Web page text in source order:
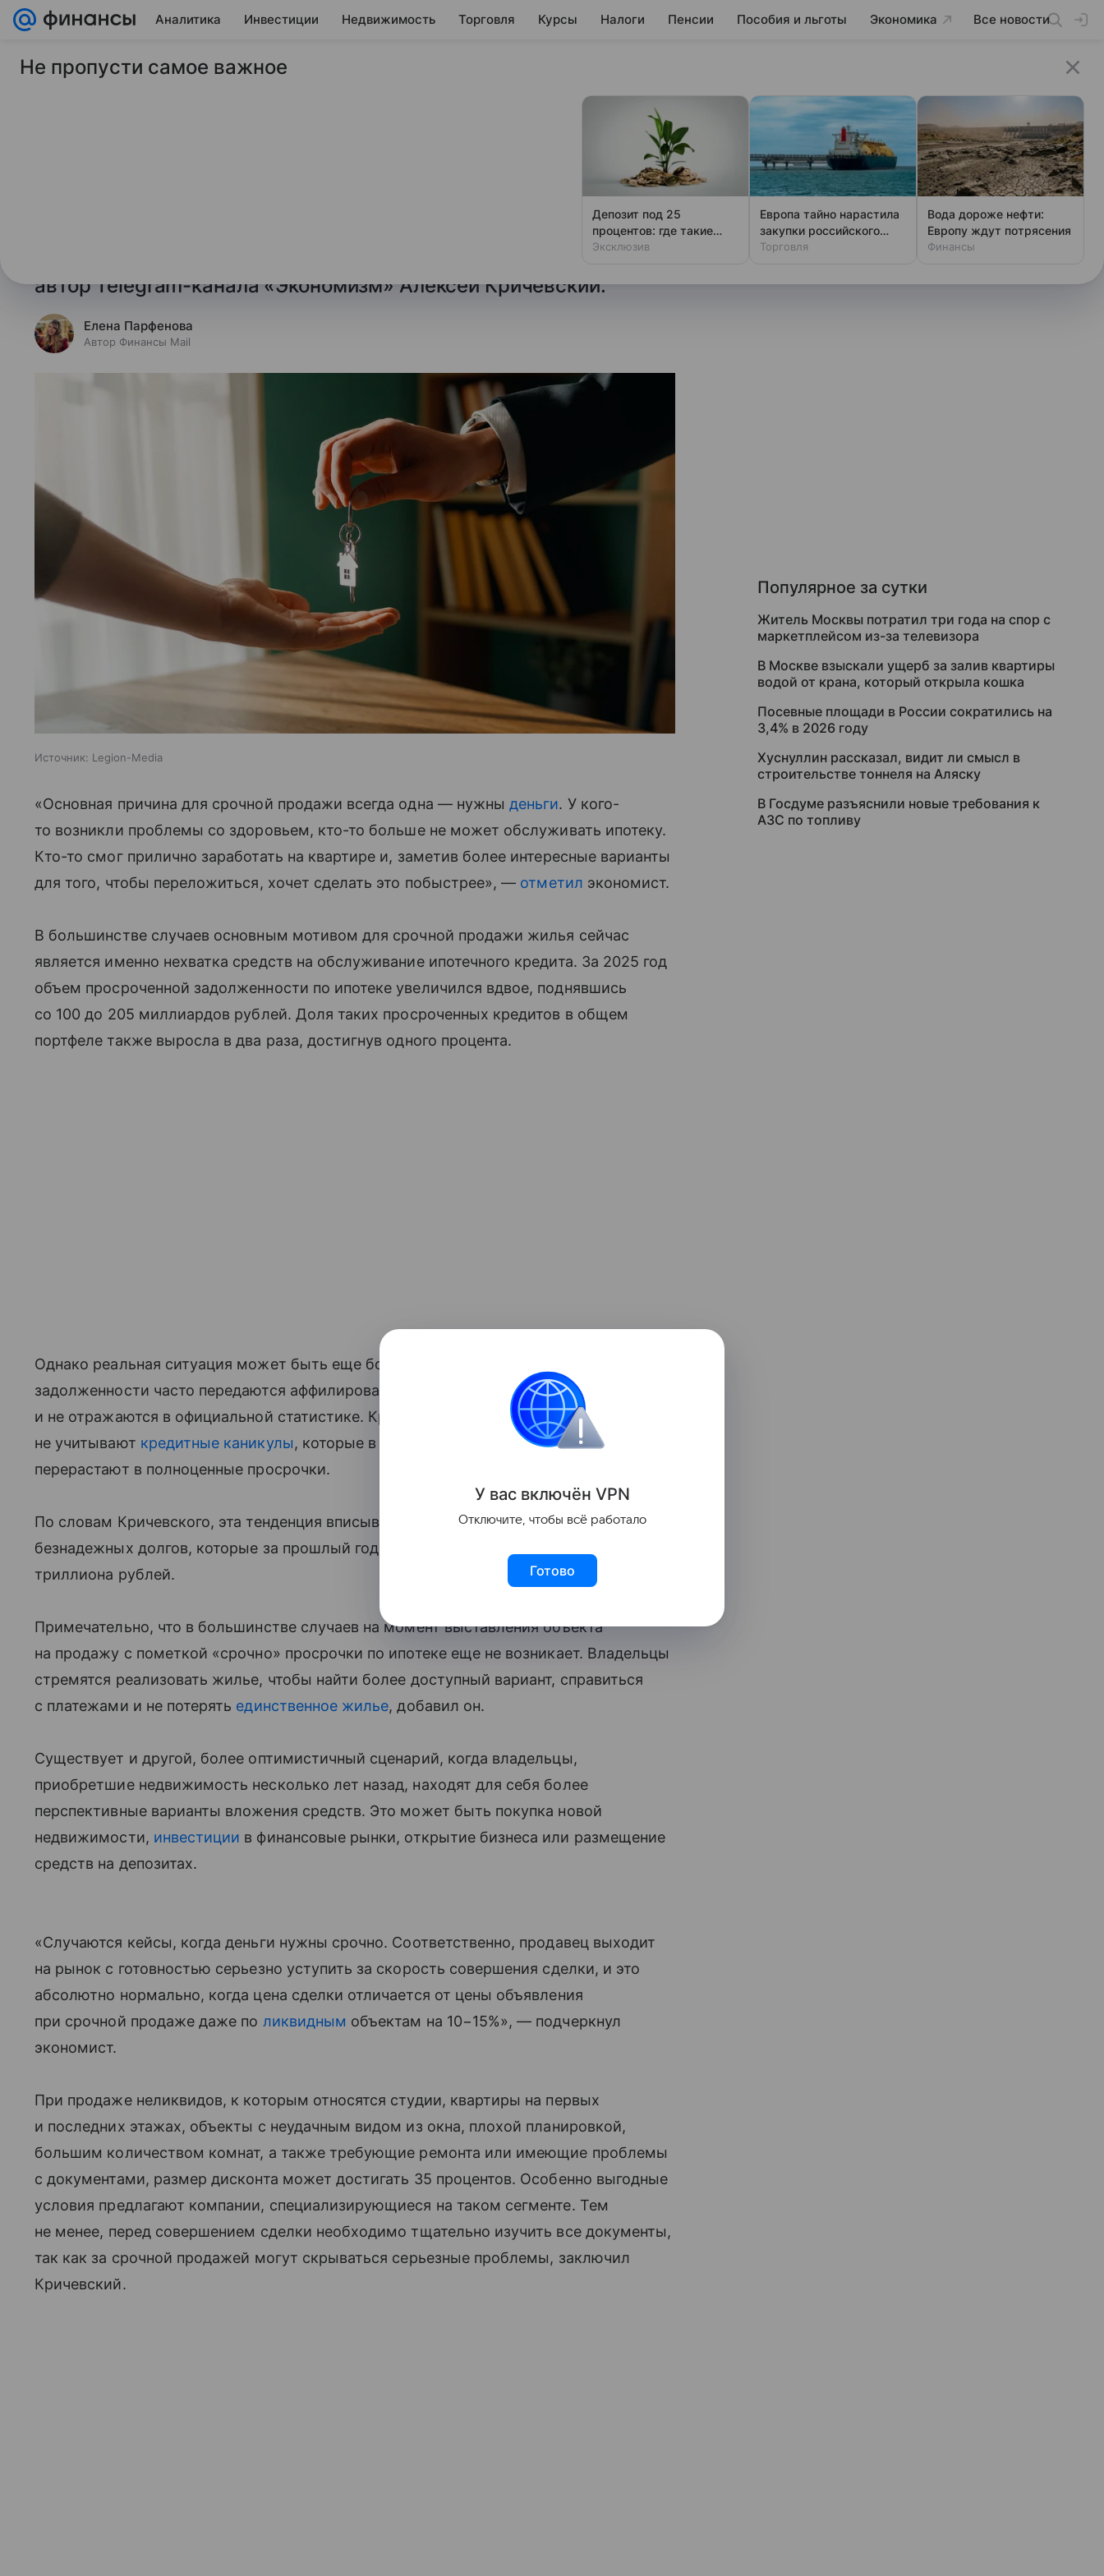
Аналитика Инвестиции Недвижимость Торговля Курсы Налоги Пенсии Пособия и льготы Экономика Все новости
17 марта 2026 Финансы Mail
Эксперт объяснил, почему россияне
Каждая четвертая квартира в России продается с пометкой
«срочно». С чем это связано и выгодно ли покупать такое жилье,
рассказал агентству «Прайм» рассказал финансовый эксперт,
автор Telegram-канала «Экономизм» Алексей Кричевский.
Елена Парфенова
Автор Финансы Mail
Источник: Legion-Media
«Основная причина для срочной продажи всегда одна — нужныденьги. У кого-
то возникли проблемы со здоровьем, кто-то больше не может обслуживать ипотеку.
Кто-то смог прилично заработать на квартире и, заметив более интересные варианты
для того, чтобы переложиться, хочет сделать это побыстрее», — отметил экономист.
В большинстве случаев основным мотивом для срочной продажи жилья сейчас
является именно нехватка средств на обслуживание ипотечного кредита. За 2025 год
объем просроченной задолженности по ипотеке увеличился вдвое, поднявшись
со 100 до 205 миллиардов рублей. Доля таких просроченных кредитов в общем
портфеле также выросла в два раза, достигнув одного процента.
Однако реальная ситуация может быть еще более тревожной, поскольку
задолженности часто передаются аффилированным коллекторским агентствам
и не отражаются в официальной статистике. Кроме того, статистические данные
не учитывают кредитные каникулы, которые в 20−30 процентах случаев в итоге
перерастают в полноценные просрочки.
По словам Кричевского, эта тенденция вписывается в общероссийский тренд роста
безнадежных долгов, которые за прошлый год увеличились на треть и достигли 2,5
триллиона рублей.
Примечательно, что в большинстве случаев на момент выставления объекта
на продажу с пометкой «срочно» просрочки по ипотеке еще не возникает. Владельцы
стремятся реализовать жилье, чтобы найти более доступный вариант, справиться
с платежами и не потерять единственное жилье, добавил он.
Существует и другой, более оптимистичный сценарий, когда владельцы,
приобретшие недвижимость несколько лет назад, находят для себя более
перспективные варианты вложения средств. Это может быть покупка новой
недвижимости, инвестиции в финансовые рынки, открытие бизнеса или размещение
средств на депозитах.
«Случаются кейсы, когда деньги нужны срочно. Соответственно, продавец выходит
на рынок с готовностью серьезно уступить за скорость совершения сделки, и это
абсолютно нормально, когда цена сделки отличается от цены объявления
при срочной продаже даже по ликвидным объектам на 10−15%», — подчеркнул
экономист.
При продаже неликвидов, к которым относятся студии, квартиры на первых
и последних этажах, объекты с неудачным видом из окна, плохой планировкой,
большим количеством комнат, а также требующие ремонта или имеющие проблемы
с документами, размер дисконта может достигать 35 процентов. Особенно выгодные
условия предлагают компании, специализирующиеся на таком сегменте. Тем
не менее, перед совершением сделки необходимо тщательно изучить все документы,
так как за срочной продажей могут скрываться серьезные проблемы, заключил
Кричевский.
Популярное за сутки
Житель Москвы потратил три года на спор с
маркетплейсом из-за телевизора
В Москве взыскали ущерб за залив квартиры
водой от крана, который открыла кошка
Посевные площади в России сократились на
3,4% в 2026 году
Хуснуллин рассказал, видит ли смысл в
строительстве тоннеля на Аляску
В Госдуме разъяснили новые требования к
АЗС по топливу
Не пропусти самое важное
Депозит под 25
процентов: где такие
ставки
Эксклюзив
Европа тайно нарастила
закупки российского
газа
Торговля
Вода дороже нефти:
Европу ждут потрясения
Финансы
У вас включён VPN
Отключите, чтобы всё работало
Готово